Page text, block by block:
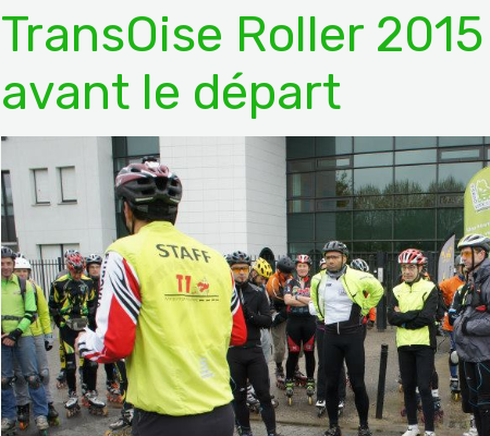
TransOise Roller
avant le départ